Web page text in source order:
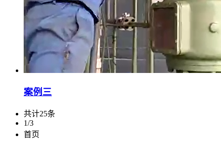
案例三
共计25条
1/3
首页